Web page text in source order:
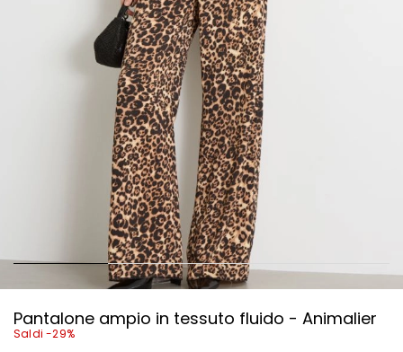
Pantalone ampio in tessuto fluido - Animalier
Saldi -29%